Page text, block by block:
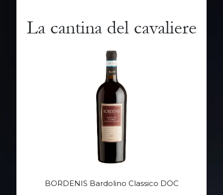
La cantina del cavaliere
BORDENIS Bardolino Classico DOC